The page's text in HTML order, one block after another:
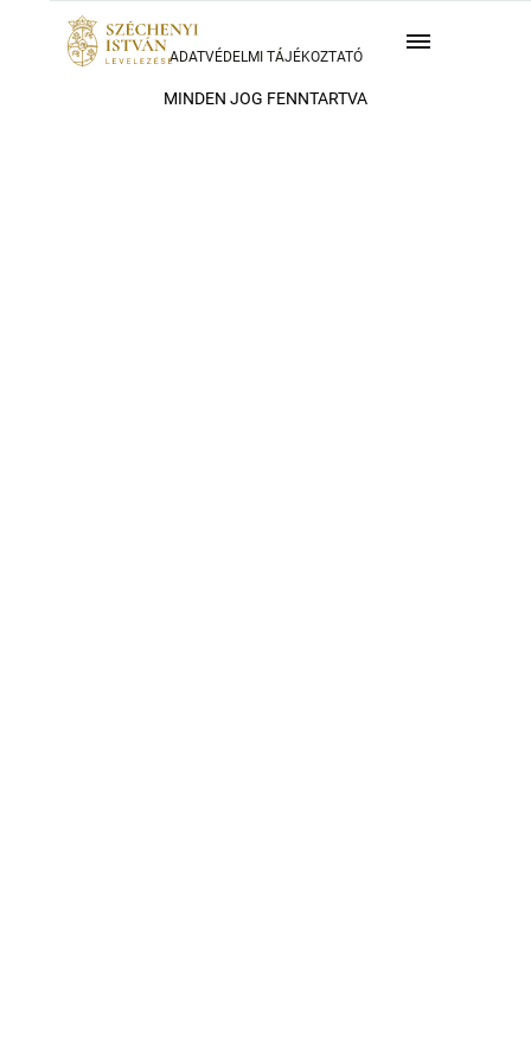
MINDEN JOG FENNTARTVA
ADATVÉDELMI TÁJÉKOZTATÓ